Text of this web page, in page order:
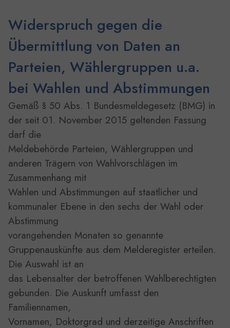
Widerspruch gegen die
Übermittlung von Daten an
Parteien, Wählergruppen u.a.
bei Wahlen und Abstimmungen
Gemäß § 50 Abs. 1 Bundesmeldegesetz (BMG) in
der seit 01. November 2015 geltenden Fassung
darf die
Meldebehörde Parteien, Wählergruppen und
anderen Trägern von Wahlvorschlägen im
Zusammenhang mit
Wahlen und Abstimmungen auf staatlicher und
kommunaler Ebene in den sechs der Wahl oder
Abstimmung
vorangehenden Monaten so genannte
Gruppenauskünfte aus dem Melderegister erteilen.
Die Auswahl ist an
das Lebensalter der betroffenen Wahlberechtigten
gebunden. Die Auskunft umfasst den
Familiennamen,
Vornamen, Doktorgrad und derzeitige Anschriften